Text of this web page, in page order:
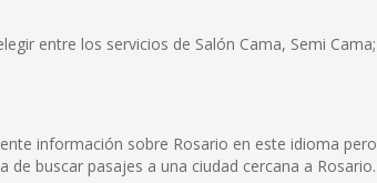
entre los servicios de Salón Cama, Semi
información sobre Rosario en este idioma
buscar pasajes a una ciudad cercana a Rosario.